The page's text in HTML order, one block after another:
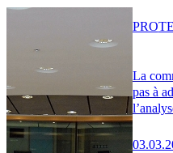
La
pas à
PRO